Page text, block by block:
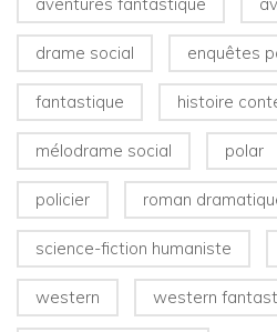
drame social enquêtes
fantastique histoire
mélodrame social polar
policier roman
science-fiction humaniste
western western